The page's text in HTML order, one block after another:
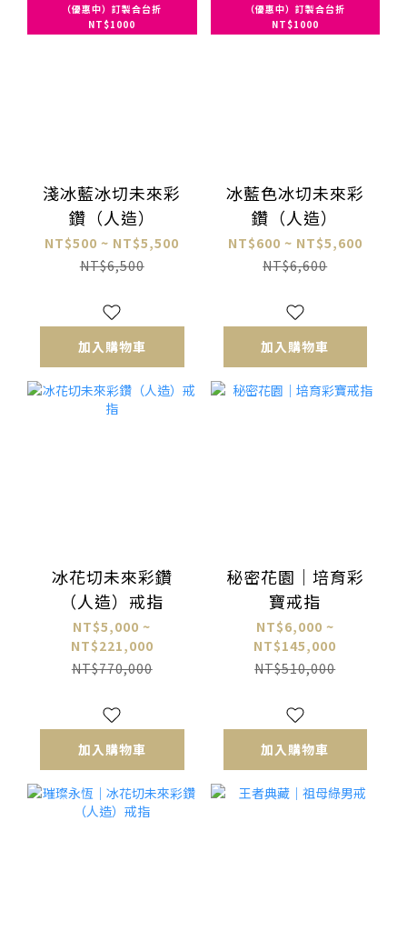
（優惠中）訂製合台折
NT$1000
淺冰藍冰切未來彩
鑽（人造）
NT$500 ~ NT$5,500
NT$6,500
加入購物車
（優惠中）訂製合台折
NT$1000
冰藍色冰切未來彩
鑽（人造）
NT$600 ~ NT$5,600
NT$6,600
加入購物車
冰花切未來彩鑽
（人造）戒指
NT$5,000 ~
NT$221,000
NT$770,000
加入購物車
秘密花園｜培育彩
寶戒指
NT$6,000 ~
NT$145,000
NT$510,000
加入購物車